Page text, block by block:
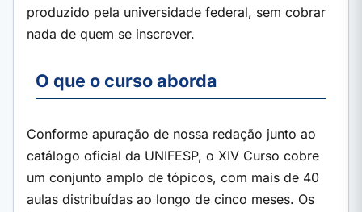
produzido pela universidade federal, sem cobrar
nada de quem se inscrever.
O que o curso aborda
Conforme apuração de nossa redação junto ao
catálogo oficial da UNIFESP, o XIV Curso cobre
um conjunto amplo de tópicos, com mais de 40
aulas distribuídas ao longo de cinco meses. Os